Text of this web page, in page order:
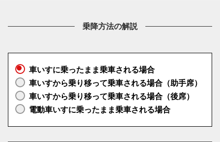
乗降方法の解説
車いすに乗ったまま乗車される場合
車いすから乗り移って乗車される場合（助手席）
車いすから乗り移って乗車される場合（後席）
電動車いすに乗ったまま乗車される場合